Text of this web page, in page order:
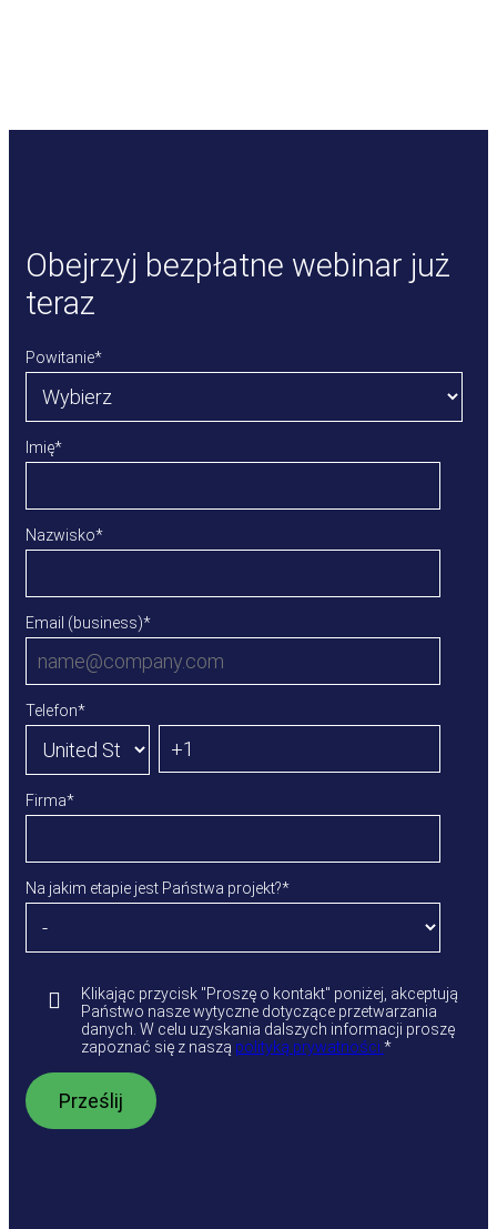
Obejrzyj bezpłatne webinar już
teraz
Powitanie*
Imię*
Nazwisko*
Email (business)*
Telefon*
Firma*
Na jakim etapie jest Państwa projekt?*
Klikając przycisk "Proszę o kontakt" poniżej, akceptują
Państwo nasze wytyczne dotyczące przetwarzania
danych. W celu uzyskania dalszych informacji proszę
zapoznać się z naszą polityką prywatności.*